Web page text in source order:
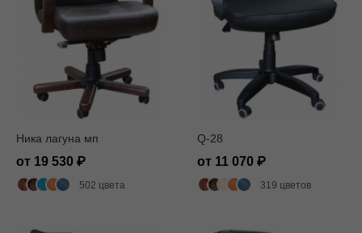
Ника лагуна мп
от 19 530
502 цвета
Q-28
от 11 070
319 цветов